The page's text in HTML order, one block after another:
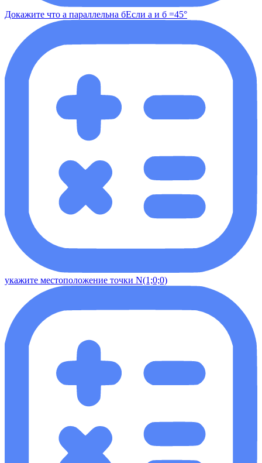
Докажите что а параллельна бЕсли а и б =45°
укажите местоположение точки N(1;0;0)